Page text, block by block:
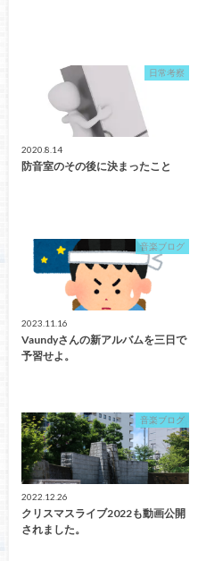
日常考察
2020.8.14
防音室のその後に決まったこと
音楽ブログ
2023.11.16
Vaundyさんの新アルバムを三日で
予習せよ。
音楽ブログ
2022.12.26
クリスマスライブ2022も動画公開
されました。